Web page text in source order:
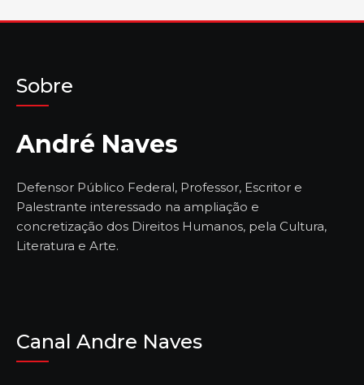
Sobre
André Naves
Defensor Público Federal, Professor, Escritor e
Palestrante interessado na ampliação e
concretização dos Direitos Humanos, pela Cultura,
Literatura e Arte.
Canal Andre Naves